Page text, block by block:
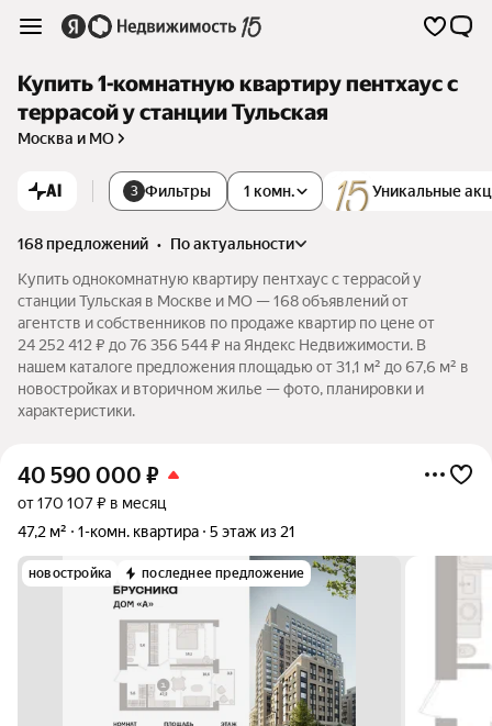
Купить 1-комнатную квартиру пентхаус с
террасой у станции Тульская
Москва и МО
AI 3 Фильтры Уникальные
1 комн.
168 предложений •
по актуальности
Купить однокомнатную квартиру пентхаус с террасой у
станции Тульская в Москве и МО — 168 объявлений от
агентств и собственников по продаже квартир по цене от
24 252 412 ₽ до 76 356 544 ₽ на Яндекс Недвижимости. В
нашем каталоге предложения площадью от 31,1 м² до 67,6 м² в
новостройках и вторичном жилье — фото, планировки и
характеристики.
40 590 000 ₽
от 170 107 ₽ в месяц
47,2 м²
1-комн. квартира 5 этаж из 21
новостройка последнее предложение